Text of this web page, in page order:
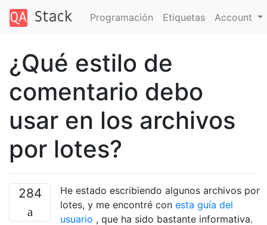
Programación Etiquetas Account
¿Qué estilo de
comentario debo
usar en los archivos
por lotes?
284
He estado escribiendo algunos archivos por
lotes, y me encontré con esta guía del
usuario , que ha sido bastante informativa.